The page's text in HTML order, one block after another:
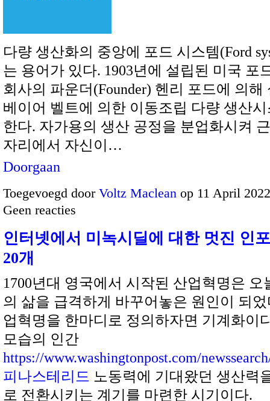
다량 생산화의 중앙에 포드 시스템(Ford
는 용어가 있다. 1903년에 설립된 미국 포
회사의 파운더(Founder) 헨리 포드에 의해
베이어 벨트에 의한 이동조립 다량 생산
한다. 자가용의 생산 공정을 분업화시켜
자리에서 자신이…
Doorgaan
Toegevoegd door Voltz Maclean op 11 April
Geen reacties
인터넷에서 미녹시딜에 대한 멋진 인
20개
1700년대 영국에서 시작된 산업혁명은 오
의 삶을 급격하게 바꾸어놓은 원인이 되었
업혁명을 한마디로 정의하자면 기계화이
모습의 인간
https://www.washingtonpost.com/
피나스테리드 노동력에 기대왔던 생산력
로 전환시키는 계기를 마련한 시기이다.